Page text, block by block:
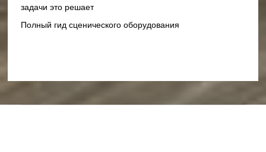
задачи это решает
Полный гид сценического оборудования